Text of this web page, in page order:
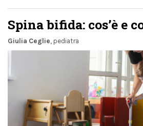
Spina bifida: cos’è e
Giulia Ceglie , pediatra